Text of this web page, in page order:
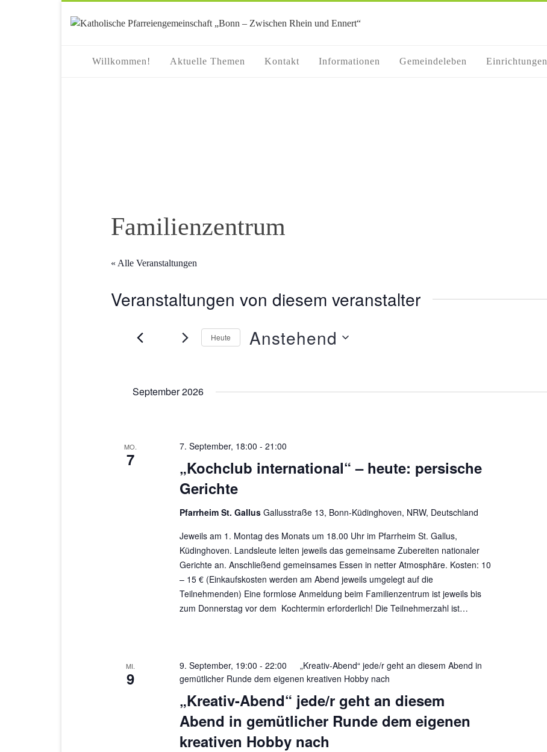
Willkommen! Aktuelle Themen Kontakt Informationen Gemeindeleben Einrichtungen
Familienzentrum
« Alle Veranstaltungen
Veranstaltungen von diesem veranstalter
Heute Anstehend
t
h
.
September 2026
MO.
7
„Kochclub international“ – heute: persische
Gerichte
7. September, 18:00 - 21:00
Pfarrheim St. Gallus Gallusstraße 13, Bonn-Küdinghoven, NRW, Deutschland
Jeweils am 1. Montag des Monats um 18.00 Uhr im Pfarrheim St. Gallus,
Küdinghoven. Landsleute leiten jeweils das gemeinsame Zubereiten nationaler
Gerichte an. Anschließend gemeinsames Essen in netter Atmosphäre. Kosten: 10
– 15 € (Einkaufskosten werden am Abend jeweils umgelegt auf die
Teilnehmenden) Eine formlose Anmeldung beim Familienzentrum ist jeweils bis
zum Donnerstag vor dem Kochtermin erforderlich! Die Teilnehmerzahl ist…
MI.
9
„Kreativ-Abend“ jede/r geht an diesem
Abend in gemütlicher Runde dem eigenen
kreativen Hobby nach
9. September, 19:00 - 22:00
„Kreativ-Abend“ jede/r geht an diesem Abend in
gemütlicher Runde dem eigenen kreativen Hobby nach